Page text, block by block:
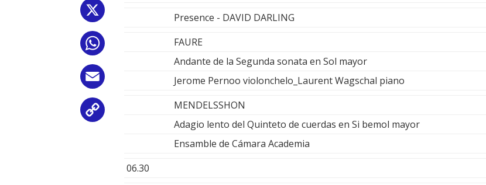
Presence - DAVID DARLING
FAURE
Andante de la Segunda sonata en Sol mayor
Jerome Pernoo violonchelo_Laurent Wagschal piano
MENDELSSHON
Adagio lento del Quinteto de cuerdas en Si bemol mayor
Ensamble de Cámara Academia
06.30